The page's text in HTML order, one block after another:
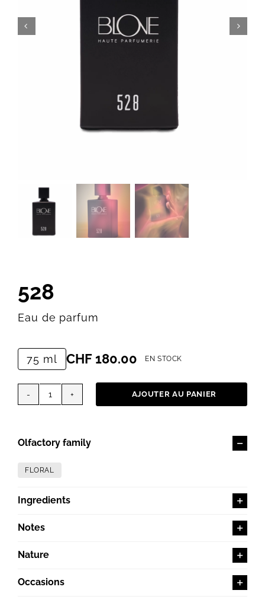
528
Eau de parfum
75 ml CHF180.00 EN STOCK
quantité
AJOUTER AU PANIER
Olfactory family
FLORAL
Ingredients
Notes
Nature
Occasions